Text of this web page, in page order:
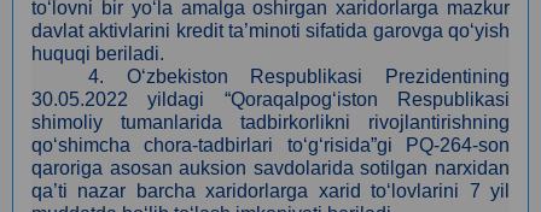
to‘lovni bir yo‘la amalga oshirgan xaridorlarga mazkur
davlat aktivlarini kredit ta’minoti sifatida garovga qo‘yish
huquqi beriladi.
4. O‘zbekiston Respublikasi Prezidentining
30.05.2022 yildagi “Qoraqalpog‘iston Respublikasi
shimoliy tumanlarida tadbirkorlikni rivojlantirishning
qo‘shimcha chora-tadbirlari to‘g‘risida”gi PQ-264-son
qaroriga asosan auksion savdolarida sotilgan narxidan
qa’ti nazar barcha xaridorlarga xarid to‘lovlarini 7 yil